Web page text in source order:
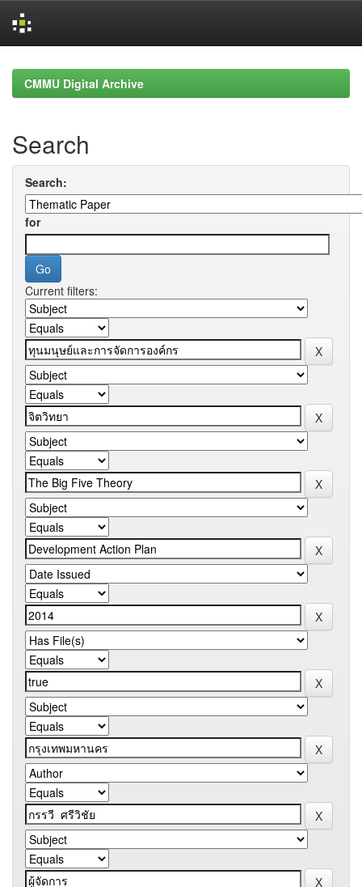
navigationCMMU Digital Archive
Search
Search:
for
Current filters: